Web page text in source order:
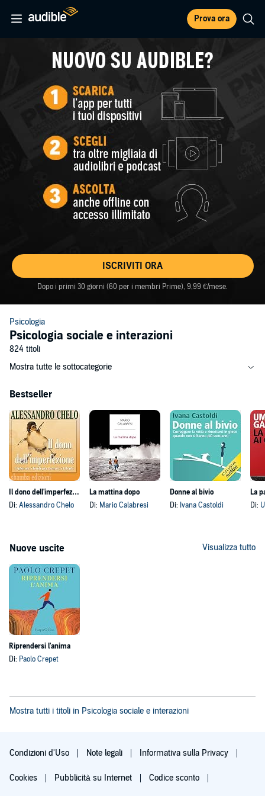
Prova ora
ISCRIVITI ORA
Dopo i primi 30 giorni (60 per i membri Prime), 9,99 €/mese.
Psicologia
Psicologia sociale e interazioni
824 titoli
Mostra tutte le sottocategorie
Bestseller
Il dono dell'imperfezione
Di: Alessandro Chelo
La mattina dopo
Di: Mario Calabresi
Donne al bivio
Di: Ivana Castoldi
La
Di:
Nuove uscite Visualizza tutto
Riprendersi l'anima
Di: Paolo Crepet
Mostra tutti i titoli in Psicologia sociale e interazioni
Condizioni d'Uso Note legali Informativa sulla Privacy
Cookies Pubblicità su Internet Codice sconto